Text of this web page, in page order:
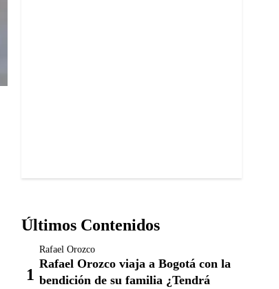
Últimos Contenidos
Rafael Orozco
Rafael Orozco viaja a Bogotá con la
bendición de su familia ¿Tendrá